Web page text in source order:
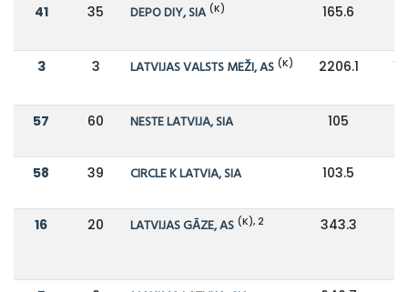
41 35 DEPO DIY, SIA (K) 165.6
3 3 LATVIJAS VALSTS MEŽI, AS (K) 2206.1
57 60 NESTE LATVIJA, SIA 105
58 39 CIRCLE K LATVIA, SIA 103.5
16 20 LATVIJAS GĀZE, AS (K), 2 343.3